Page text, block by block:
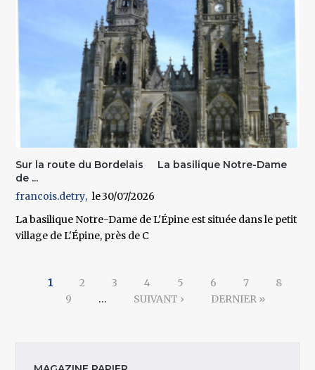
Sur la route du Bordelais La basilique Notre-Dame
de ...
francois.detry
30/07/2026
La basilique Notre-Dame de L'Épine est située dans le petit
village de L'Épine, près de C
1 2 3 4 5 6 7
8
9
… SUIVANT › DERNIER »